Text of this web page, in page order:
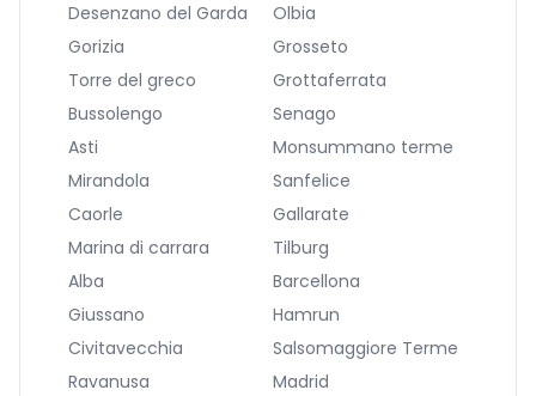
Desenzano del Garda
Olbia
Gorizia
Grosseto
Torre del greco
Grottaferrata
Bussolengo
Senago
Asti
Monsummano terme
Mirandola
Sanfelice
Caorle
Gallarate
Marina di carrara
Tilburg
Alba
Barcellona
Giussano
Hamrun
Civitavecchia
Salsomaggiore Terme
Ravanusa
Madrid